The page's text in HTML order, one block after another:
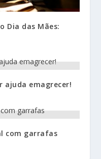
Dia das Mães:
ajuda emagrecer!
com garrafas